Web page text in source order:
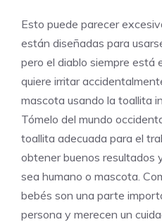
Esto puede parecer
están diseñadas para
pero el diablo siempre está
quiere irritar
mascota usando la toallita
Tómelo del mundo
toallita adecuada para el
obtener buenos resultados
sea humano o mascota.
bebés son una parte
persona y merecen un